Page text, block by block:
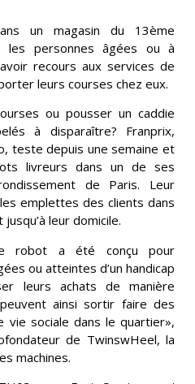
un magasin du 13ème
les personnes âgées ou à
recours aux services de
leurs courses chez eux.
ou pousser un caddie
à disparaître? Franprix,
teste depuis une semaine et
livreurs dans un de ses
de Paris. Leur
emplettes des clients dans
leur domicile.
robot a été conçu pour
ou atteintes d’un handicap
leurs achats de manière
ainsi sortir faire des
sociale dans le quartier»,
de TwinswHeel, la
machines.